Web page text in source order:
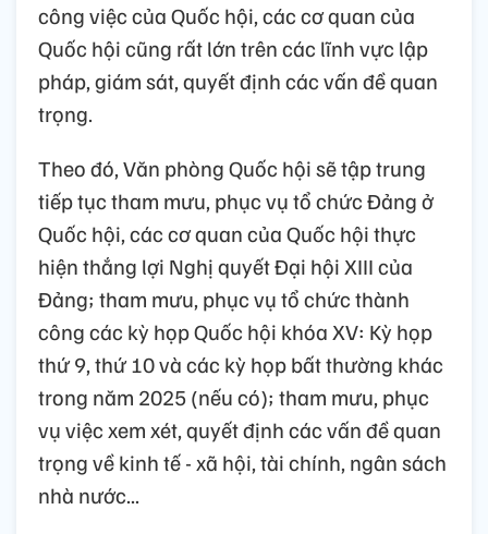
công việc của Quốc hội, các cơ quan của
Quốc hội cũng rất lớn trên các lĩnh vực lập
pháp, giám sát, quyết định các vấn đề quan
trọng.
Theo đó, Văn phòng Quốc hội sẽ tập trung
tiếp tục tham mưu, phục vụ tổ chức Đảng ở
Quốc hội, các cơ quan của Quốc hội thực
hiện thắng lợi Nghị quyết Đại hội XIII của
Đảng; tham mưu, phục vụ tổ chức thành
công các kỳ họp Quốc hội khóa XV: Kỳ họp
thứ 9, thứ 10 và các kỳ họp bất thường khác
trong năm 2025 (nếu có); tham mưu, phục
vụ việc xem xét, quyết định các vấn đề quan
trọng về kinh tế - xã hội, tài chính, ngân sách
nhà nước...